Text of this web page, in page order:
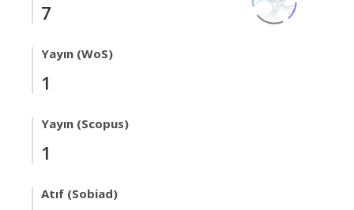
7
Yayın (WoS)
1
Yayın (Scopus)
1
Atıf (Sobiad)